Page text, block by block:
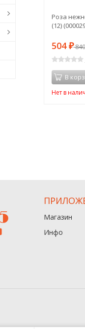
Роза
(12)
504 ₽
В
Нет в
Магазин
Инфо